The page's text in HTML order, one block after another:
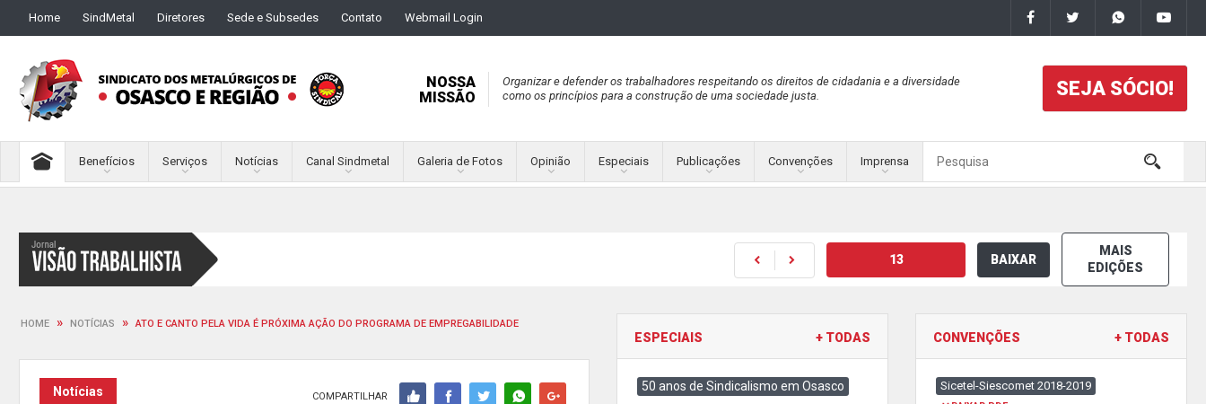
Home SindMetal Diretores Sede e Subsedes Contato Webmail Login
NOSSA
MISSÃO
Organizar e defender os trabalhadores respeitando os direitos de cidadania e a diversidade
como os princípios para a construção de uma sociedade justa.
SEJA SÓCIO!
Benefícios Serviços Notícias Canal Sindmetal Galeria de Fotos Opinião Especiais Publicações Convenções Imprensa
13 BAIXAR
MAIS
EDIÇÕES
HOME » NOTÍCIAS » ATO E CANTO PELA VIDA É PRÓXIMA AÇÃO DO PROGRAMA DE EMPREGABILIDADE
Notícias COMPARTILHAR
ESPECIAIS + TODAS
50 anos de Sindicalismo em Osasco
CONVENÇÕES + TODAS
Sicetel-Siescomet 2018-2019